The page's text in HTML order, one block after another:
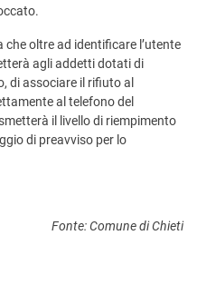
oltre ad identificare l’utente
agli addetti dotati di
di associare il rifiuto al
al telefono del
il livello di riempimento
di preavviso per lo
Fonte: Comune di Chieti